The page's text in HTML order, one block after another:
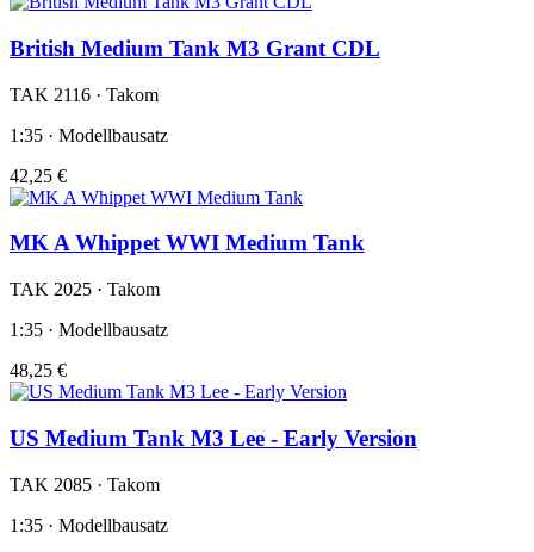
British Medium Tank M3 Grant CDL
TAK 2116 · Takom
1:35 · Modellbausatz
42,25 €
MK A Whippet WWI Medium Tank
TAK 2025 · Takom
1:35 · Modellbausatz
48,25 €
US Medium Tank M3 Lee - Early Version
TAK 2085 · Takom
1:35 · Modellbausatz